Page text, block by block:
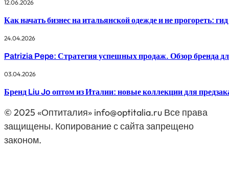
12.06.2026
Как начать бизнес на итальянской одежде и не прогореть:
24.04.2026
Patrizia Pepe: Стратегия успешных продаж. Обзор бренда
03.04.2026
Бренд Liu Jo оптом из Италии: новые коллекции для
© 2025 «Оптиталия» info@optitalia.ru Все права
защищены. Копирование с сайта запрещено
законом.